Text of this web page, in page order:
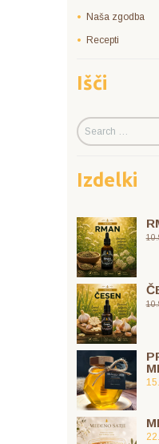
Naša zgodba
Recepti
Išči
Izdelki